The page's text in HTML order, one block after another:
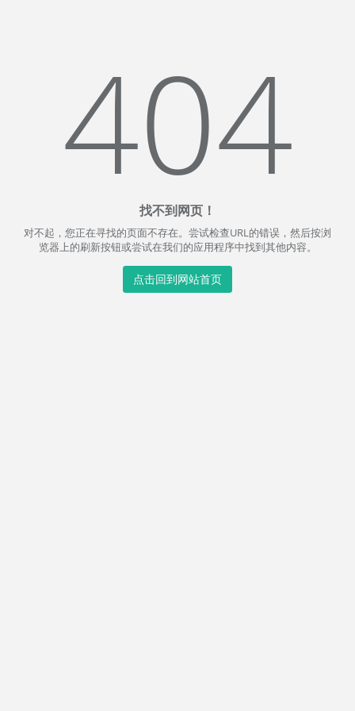
404
找不到网页！
对不起，您正在寻找的页面不存在。尝试检查URL的错误，然后按浏
览器上的刷新按钮或尝试在我们的应用程序中找到其他内容。
点击回到网站首页